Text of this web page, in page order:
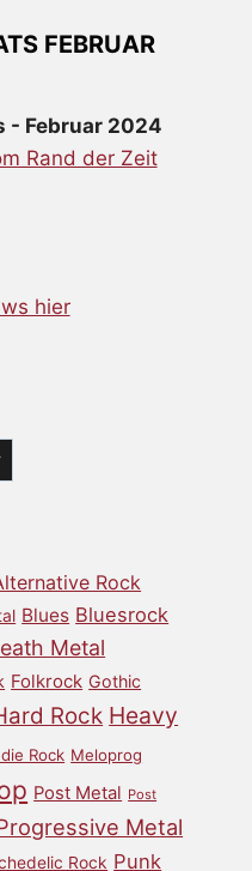
FEBRUAR
- Februar 2024
Rand der Zeit
hier
Rock
Blues Bluesrock
Metal
Folkrock Gothic
Rock Heavy
Rock Meloprog
Post Metal Post
Metal
Rock Punk